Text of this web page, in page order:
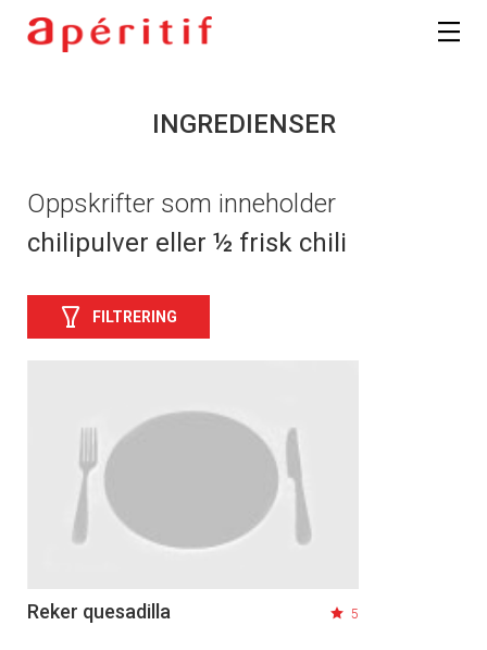
INGREDIENSER
Oppskrifter som inneholder
chilipulver eller ½ frisk chili
FILTRERING
Reker quesadilla 5